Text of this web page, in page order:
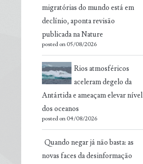
migratórias do mundo está em
declínio, aponta revisão
publicada na Nature
posted on 05/08/2026
Rios atmosféricos
aceleram degelo da
Antártida e ameaçam elevar nível
dos oceanos
posted on 04/08/2026
Quando negar já não basta: as
novas faces da desinformação